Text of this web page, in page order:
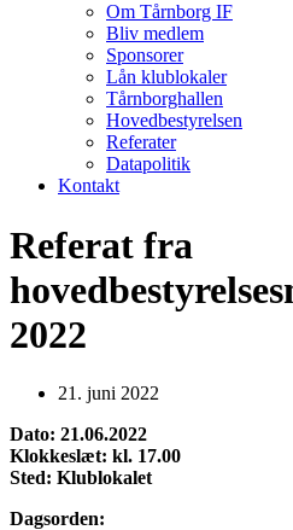
Om Tårnborg IF
Bliv medlem
Sponsorer
Lån klublokaler
Tårnborghallen
Hovedbestyrelsen
Referater
Datapolitik
Kontakt
Referat fra
2022
21. juni 2022
Dato: 21.06.2022
Klokkeslæt: kl. 17.00
Sted: Klublokalet
Dagsorden: